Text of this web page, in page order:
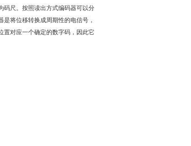
码尺。按照读出方式编码器可以分
将位移转换成周期性的电信号，
置对应一个确定的数字码，因此它